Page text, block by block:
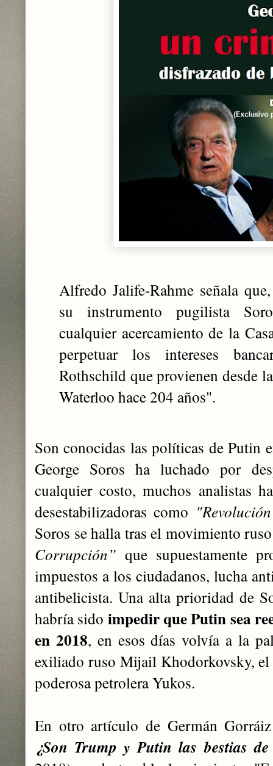
Alfredo Jalife-Rahme señala
su instrumento pugilista
cualquier acercamiento de la
perpetuar los intereses
Rothschild que provienen desde
Waterloo hace 204 años".
Son conocidas las políticas de Putin
George Soros ha luchado por
cualquier costo, muchos analistas
desestabilizadoras como
Soros se halla tras el movimiento
Corrupción” que supuestamente
impuestos a los ciudadanos, lucha
antibelicista. Una alta prioridad de
habría sido impedir quePutinsea
en 2018, en esos días volvía a la
exiliado ruso Mijail Khodorkovsky,
poderosa petrolera Yukos.
En otro artículo de Germán
¿Son Trump yPutin las bestias